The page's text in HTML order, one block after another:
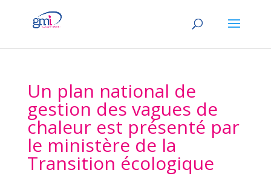
Un plan national de
gestion des vagues de
chaleur est présenté par
le ministère de la
Transition écologique